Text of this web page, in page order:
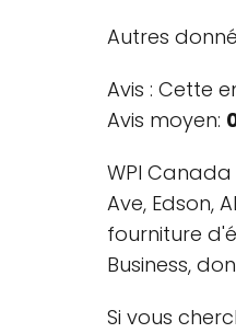
Autres
Avis : Cette
Avis moyen:
WPI
Ave, Edson,
fourniture
Business,
Si vous